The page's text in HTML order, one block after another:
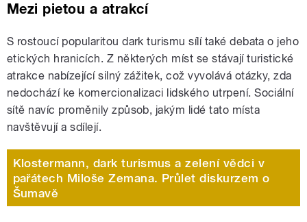
Mezi pietou a atrakcí
S rostoucí popularitou dark turismu sílí také debata o jeho
etických hranicích. Z některých míst se stávají turistické
atrakce nabízející silný zážitek, což vyvolává otázky, zda
nedochází ke komercionalizaci lidského utrpení. Sociální
sítě navíc proměnily způsob, jakým lidé tato místa
navštěvují a sdílejí.
Klostermann, dark turismus a zelení vědci v
pařátech Miloše Zemana. Průlet diskurzem o
Šumavě